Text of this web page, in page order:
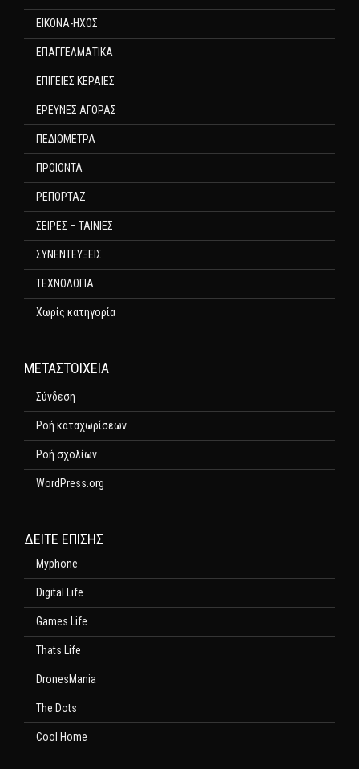
ΕΙΚΟΝΑ-ΗΧΟΣ
ΕΠΑΓΓΕΛΜΑΤΙΚΑ
ΕΠΙΓΕΙΕΣ ΚΕΡΑΙΕΣ
ΕΡΕΥΝΕΣ ΑΓΟΡΑΣ
ΠΕΔΙΟΜΕΤΡΑ
ΠΡΟΙΟΝΤΑ
ΡΕΠΟΡΤΑΖ
ΣΕΙΡΕΣ – ΤΑΙΝΙΕΣ
ΣΥΝΕΝΤΕΥΞΕΙΣ
ΤΕΧΝΟΛΟΓΙΑ
Χωρίς κατηγορία
ΜΕΤΑΣΤΟΙΧΕΊΑ
Σύνδεση
Ροή καταχωρίσεων
Ροή σχολίων
WordPress.org
ΔΕΊΤΕ ΕΠΊΣΗΣ
Myphone
Digital Life
Games Life
Thats Life
DronesMania
The Dots
Cool Home